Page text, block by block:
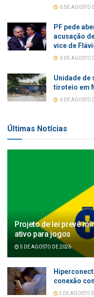
6 DE AGOSTO
PF pede
acusação
vice de
6 DE AGOSTO
Unidade de
tiroteio em
6 DE AGOSTO
Últimas Notícias
Projeto de lei prevê
ativo para jogos
5 DE AGOSTO DE 2026
conexão
5 DE AGOSTO